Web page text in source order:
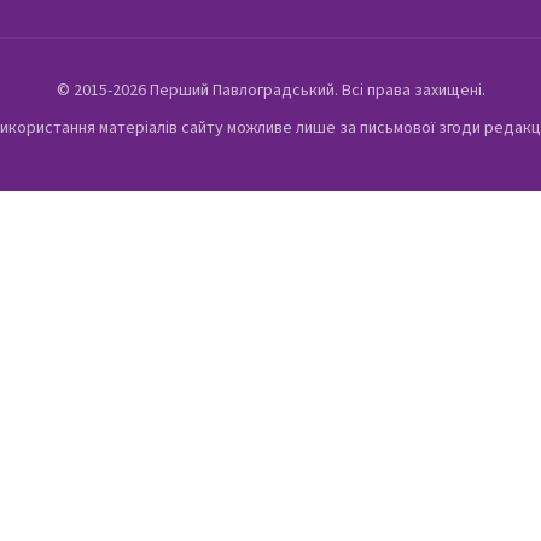
© 2015-2026 Перший Павлоградський. Всі права захищені.
матеріалів сайту можливе лише за письмової згоди